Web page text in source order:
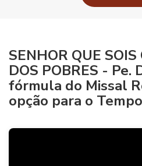
SENHOR QUE SOIS
DOS POBRES - Pe.
fórmula do Missal
opção para o